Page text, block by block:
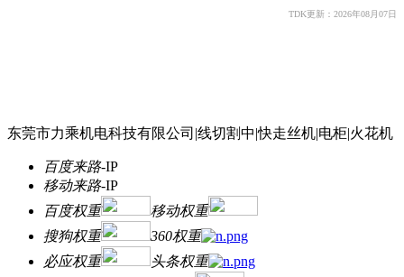
TDK更新：2026年08月07日
东莞市力乘机电科技有限公司|线切割中|快走丝机|电柜|火花机
百度来路-IP
移动来路-IP
百度权重
移动权重
搜狗权重
360权重
必应权重
头条权重